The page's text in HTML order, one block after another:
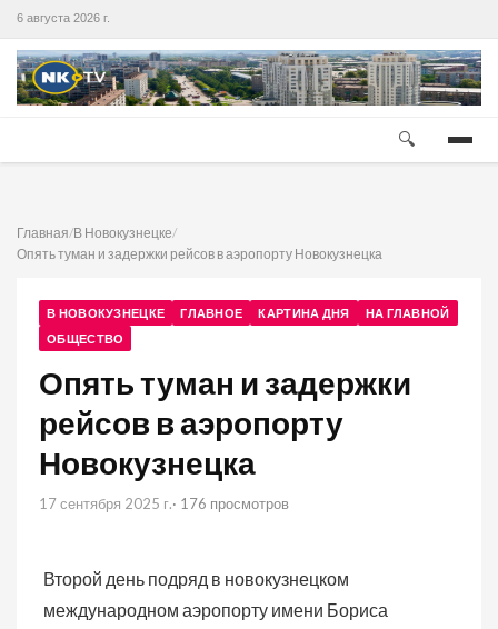
6 августа 2026 г.
🔍
Главная/В Новокузнецке/
Опять туман и задержки рейсов в аэропорту Новокузнецка
В НОВОКУЗНЕЦКЕ ГЛАВНОЕ КАРТИНА ДНЯ
НА ГЛАВНОЙ
ОБЩЕСТВО
Опять туман и задержки
рейсов в аэропорту
Новокузнецка
17 сентября 2025 г.· 176 просмотров
Второй день подряд в новокузнецком
международном аэропорту имени Бориса